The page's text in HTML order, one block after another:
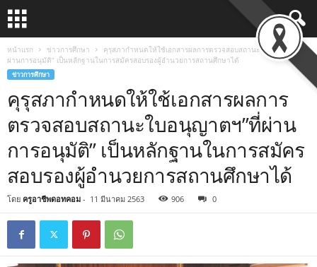
หน้าแรก ข่าวการศึกษา
คุรุสภากำหนดให้ใช้เอกสารผลการตรวจสอบสถานะใบอนุญาตฯ”ที่
ผ่านการอนุมัติ” เป็นหลักฐานในการสมัครสอบรองผู้อำนวยการสถานศึกษาได้
ข่าวการศึกษา
คุรุสภากำหนดให้ใช้เอกสารผลการ
ตรวจสอบสถานะใบอนุญาตฯ”ที่ผ่าน
การอนุมัติ” เป็นหลักฐานในการสมัคร
สอบรองผู้อำนวยการสถานศึกษาได้
โดย ครูอาชีพดอทคอม - 11 มีนาคม 2563 906 0